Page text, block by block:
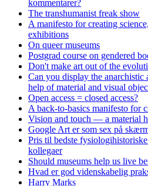
kommentarer?
The transhumanist freak show
A manifesto for creating
exhibitions
On queer museums
Postgrad course on gendered
Don't make art out of the
Can you display the anarchistic
help of material and visual
Open access = closed access?
A back-to-basics manifesto for
Vision and touch — a material
Google Art er som sex på
Pris til bedste
kollegaer
Should museums help us live
Hvad er god videnskabelig
Harry Marks